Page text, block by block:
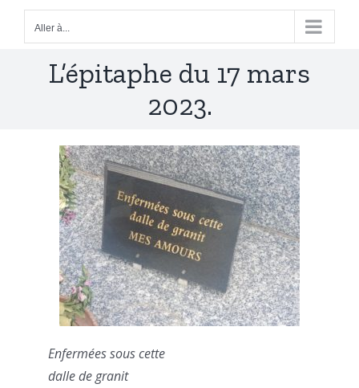
Aller à...
L’épitaphe du 17 mars
2023.
Enfermées sous cette
dalle de granit